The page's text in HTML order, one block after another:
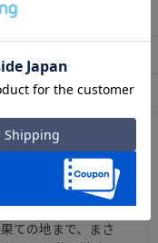
ガイド
系)のミステリーハン
ての地まで、まさ